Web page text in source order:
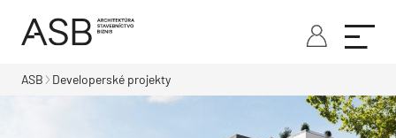
ASB Developerské projekty